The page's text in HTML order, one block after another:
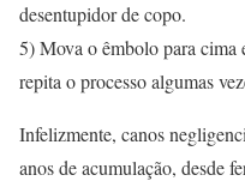
desentupidor de copo.
5) Mova o êmbolo para cima
repita o processo algumas
Infelizmente, canos
anos de acumulação, desde